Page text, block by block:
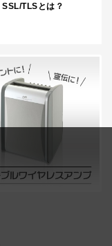
SSL/TLSとは？